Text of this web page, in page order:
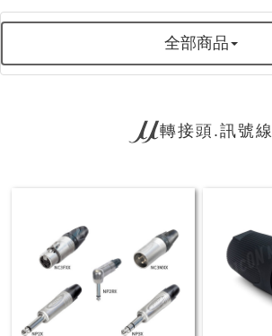
全部商品
轉接頭.訊號線